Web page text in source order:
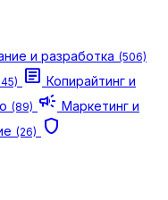
и разработка (506)
article Копирайтинг и
(89) campaign Маркетинг и
(26) shield